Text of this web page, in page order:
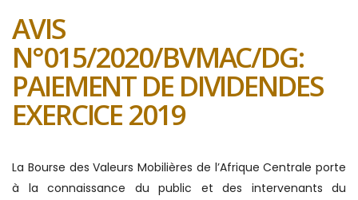
AVIS
N°015/2020/BVMAC/DG:
PAIEMENT DE DIVIDENDES
EXERCICE 2019
La Bourse des Valeurs Mobilières de l’Afrique Centrale porte
à la connaissance du public et des intervenants du